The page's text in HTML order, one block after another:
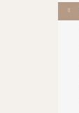
l
e